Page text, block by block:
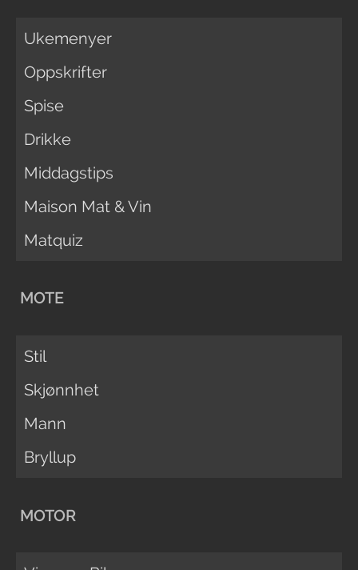
Ukemenyer
Oppskrifter
Spise
Drikke
Middagstips
Maison Mat & Vin
Matquiz
MOTE
Stil
Skjønnhet
Mann
Bryllup
MOTOR